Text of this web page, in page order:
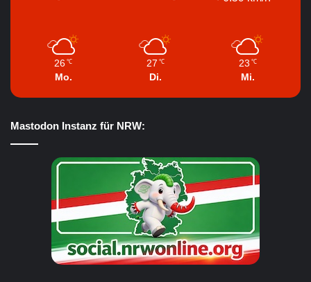
26 ℃
Mo.
27 ℃
Di.
23 ℃
Mi.
Mastodon Instanz für NRW: